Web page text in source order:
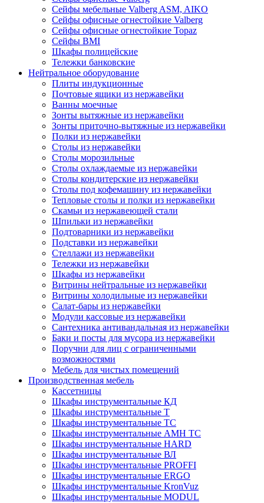
Сейфы мебельные Valberg ASM, AIKO
Сейфы офисные огнестойкие Valberg
Сейфы офисные огнестойкие Topaz
Сейфы ВМI
Шкафы полицейские
Тележки банковские
Нейтральное оборудование
Плиты индукционные
Почтовые ящики из нержавейки
Ванны моечные
Зонты вытяжные из нержавейки
Зонты приточно-вытяжные из нержавейки
Полки из нержавейки
Столы из нержавейки
Столы морозильные
Столы охлаждаемые из нержавейки
Столы кондитерские из нержавейки
Столы под кофемашину из нержавейки
Тепловые столы и полки из нержавейки
Скамьи из нержавеющей стали
Шпильки из нержавейки
Подтоварники из нержавейки
Подставки из нержавейки
Стеллажи из нержавейки
Тележки из нержавейки
Шкафы из нержавейки
Витрины нейтральные из нержавейки
Витрины холодильные из нержавейки
Салат-бары из нержавейки
Модули кассовые из нержавейки
Сантехника антивандальная из нержавейки
Баки и посты для мусора из нержавейки
Поручни для лиц с ограниченными
возможностями
Мебель для чистых помещений
Производственная мебель
Кассетницы
Шкафы инструментальные КД
Шкафы инструментальные Т
Шкафы инструментальные ТС
Шкафы инструментальные AMH TC
Шкафы инструментальные HARD
Шкафы инструментальные ВЛ
Шкафы инструментальные PROFFI
Шкафы инструментальные ERGO
Шкафы инструментальные KronVuz
Шкафы инструментальные MODUL